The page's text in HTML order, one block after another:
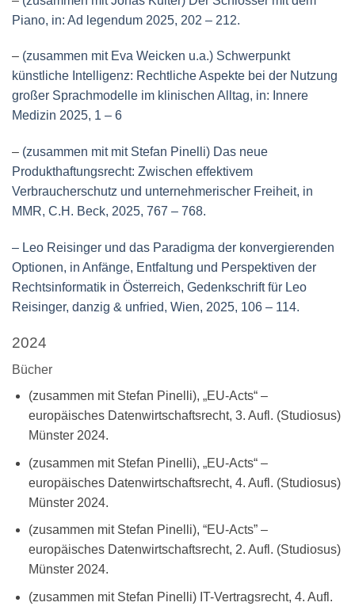
Piano, in: Ad legendum 2025, 202 – 212.
– (zusammen mit Eva Weicken u.a.) Schwerpunkt
künstliche Intelligenz: Rechtliche Aspekte bei der Nutzung
großer Sprachmodelle im klinischen Alltag, in: Innere
Medizin 2025, 1 – 6
– (zusammen mit mit Stefan Pinelli) Das neue
Produkthaftungsrecht: Zwischen effektivem
Verbraucherschutz und unternehmerischer Freiheit, in
MMR, C.H. Beck, 2025, 767 – 768.
– Leo Reisinger und das Paradigma der konvergierenden
Optionen, in Anfänge, Entfaltung und Perspektiven der
Rechtsinformatik in Österreich, Gedenkschrift für Leo
Reisinger, danzig & unfried, Wien, 2025, 106 – 114.
2024
Bücher
(zusammen mit Stefan Pinelli), „EU-Acts“ –
europäisches Datenwirtschaftsrecht, 3. Aufl. (Studiosus)
Münster 2024.
(zusammen mit Stefan Pinelli), „EU-Acts“ –
europäisches Datenwirtschaftsrecht, 4. Aufl. (Studiosus)
Münster 2024.
(zusammen mit Stefan Pinelli), “EU-Acts” –
europäisches Datenwirtschaftsrecht, 2. Aufl. (Studiosus)
Münster 2024.
(zusammen mit Stefan Pinelli) IT-Vertragsrecht, 4. Aufl.